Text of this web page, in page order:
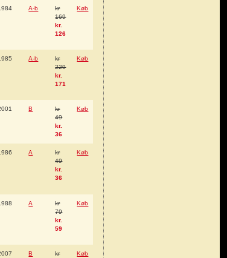
A-b
kr
169
kr.
126
Køb
A-b
kr
229
kr.
171
Køb
B
kr
49
kr.
36
Køb
A
kr
49
kr.
36
Køb
A
kr
79
kr.
59
Køb
B
kr
Køb